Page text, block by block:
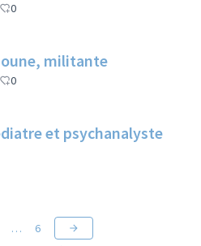
0
militante
0
et psychanalyste
… 6